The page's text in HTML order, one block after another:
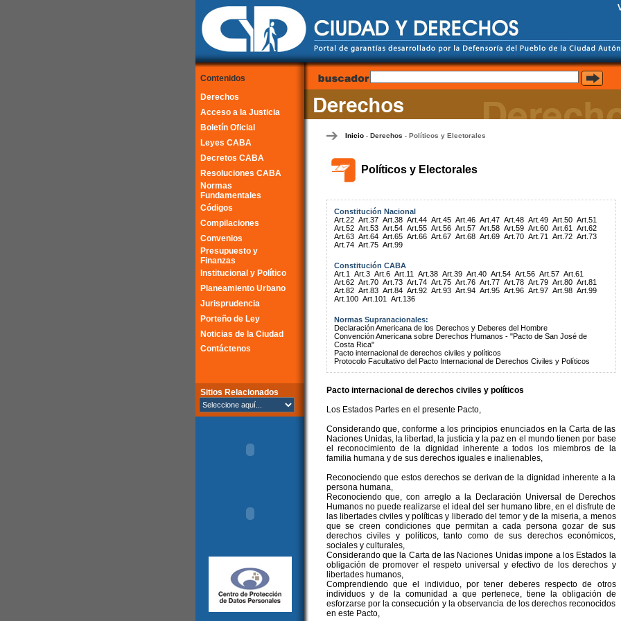
Contenidos
Derechos
Acceso a la Justicia
Boletín Oficial
Leyes CABA
Decretos CABA
Resoluciones CABA
Normas
Fundamentales
Códigos
Compilaciones
Convenios
Presupuesto y
Finanzas
Institucional y Político
Planeamiento Urbano
Jurisprudencia
Porteño de Ley
Noticias de la Ciudad
Contáctenos
Sitios Relacionados
Inicio- Derechos - Políticos y Electorales
Políticos y Electorales
Constitución Nacional
Art.22 Art.37 Art.38 Art.44 Art.45 Art.46 Art.47 Art.48 Art.49 Art.50 Art.51
Art.52 Art.53 Art.54 Art.55 Art.56 Art.57 Art.58 Art.59 Art.60 Art.61
Art.62
Art.63 Art.64 Art.65 Art.66 Art.67 Art.68 Art.69 Art.70 Art.71 Art.72 Art.73
Art.74 Art.75 Art.99
Constitución CABA
Art.1
Art.3 Art.6 Art.11 Art.38 Art.39 Art.40 Art.54 Art.56 Art.57 Art.61
Art.62 Art.70 Art.73 Art.74 Art.75 Art.76 Art.77 Art.78 Art.79 Art.80 Art.81
Art.82 Art.83 Art.84 Art.92 Art.93 Art.94 Art.95 Art.96 Art.97 Art.98 Art.99
Art.100 Art.101 Art.136
Normas Supranacionales:
Declaración Americana de los Derechos y Deberes del Hombre
Convención Americana sobre Derechos Humanos - "Pacto de San José de
Costa Rica"
Pacto internacional de derechos civiles y políticos
Protocolo Facultativo del Pacto Internacional de Derechos Civiles y Políticos
Pacto internacional de derechos civiles y políticos
Los Estados Partes en el presente Pacto,
Considerando que, conforme a los principios enunciados en la Carta de las
Naciones Unidas, la libertad, la justicia y la paz en el mundo tienen por base
el reconocimiento de la dignidad inherente a todos los miembros de la
familia humana y de sus derechos iguales e inalienables,
Reconociendo que estos derechos se derivan de la dignidad inherente a la
persona humana,
Reconociendo que, con arreglo a la Declaración Universal de Derechos
Humanos no puede realizarse el ideal del ser humano libre, en el disfrute de
las libertades civiles y políticas y liberado del temor y de la miseria, a menos
que se creen condiciones que permitan a cada persona gozar de sus
derechos civiles y políticos, tanto como de sus derechos económicos,
sociales y culturales,
Considerando que la Carta de las Naciones Unidas impone a los Estados la
obligación de promover el respeto universal y efectivo de los derechos y
libertades humanos,
Comprendiendo que el individuo, por tener deberes respecto de otros
individuos y de la comunidad a que pertenece, tiene la obligación de
esforzarse por la consecución y la observancia de los derechos reconocidos
en este Pacto,